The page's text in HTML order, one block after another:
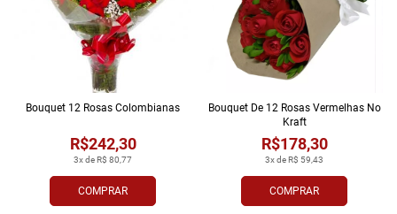
COMPRAR
3x de R$ 80,77
R$242,30
Bouquet 12 Rosas Colombianas
COMPRAR
3x de R$ 59,43
R$178,30
Bouquet De 12 Rosas Vermelhas No
Kraft